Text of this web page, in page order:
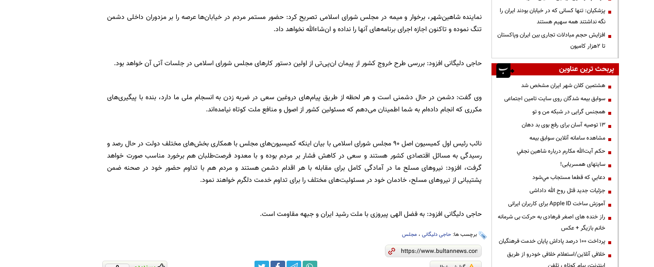
نماینده شاهین‌شهر‌، برخوار و میمه در مجلس شورای اسلامی تصریح کرد: حضور مستمر مردم در خیابان‌ها عرصه را بر مزدوران داخلی دشمن
تنگ نموده و تاکنون اجازه اجرای برنامه‌های آنها را نداده و ان‌شاءالله نخواهد داد.
حاجی دلیگانی افزود: بررسی طرح خروج کشور از پیمان ان‌پی‌تی از اولین دستور کارهای مجلس شورای اسلامی در جلسات آتی آن خواهد بود.
وی گفت: دشمن در حال دشمنی است و هر لحظه از طریق پیام‌های دروغین سعی در ضربه زدن به انسجام ملی ما دارد، بنده با پیگیری‌های
مکرری که انجام داده‌ام به شما اطمینان می‌دهم که مسئولین کشور از اصول و منافع ملت کوتاه نیامده‌اند.
نائب رئیس اول کمیسیون اصل 90 مجلس شورای اسلامی با بیان اینکه کمیسیون‌های مجلس با همکاری بخش‌های مختلف دولت در حال رصد و
رسیدگی به مسائل اقتصادی کشور هستند و سعی در کاهش فشار بر مردم بوده و با معدود فرصت‌طلبان هم برخورد مناسب صورت خواهد
گرفت، افزود: نیروهای مسلح ما در آمادگی کامل برای مقابله با هر اقدام دشمن هستند و مردم هم با تداوم حضور خود در صحنه ضمن
پشتیبانی از نیروهای مسلح، خادمان خود در مسئولیت‌های مختلف را برای تداوم خدمت دلگرم خواهند نمود.
حاجی دلیگانی افزود: به فضل الهی پیروزی با ملت رشید ایران و جبهه مقاومت است.
برچسب ها: حاجی دلیگانی، مجلس
پزشکیان: تنها کسانی که در خیابان بودند ایران را
نگه نداشتند همه سهیم هستند
افزایش حجم مبادلات تجاری بین ایران وپاکستان
تا 2هزار کامیون
پربحث ترین عناوین
هشتمین کلان شهر ایران مشخص شد
سوابق بیمه شدگان روی سایت تامین اجتماعی
همجنس گرایی در شبکه من و تو
13 توصیه آسان برای رفع بوی بد دهان
مشاهده سامانه آنلاين سوابق بیمه
حكم آيت‌الله مكارم درباره شاهين نجفي
سایتهای همسریابی!
دعايي كه قطعا مستجاب مي‌شود
جزئیات جدید قتل روح الله داداشی
آموزش ساخت Apple ID برای کاربران ایرانی
راز خنده های اصغر فرهادی به حرکت بی شرمانه
خانم بازیگر + عکس
پرداخت ۱۰۰ درصد پاداش پایان خدمت فرهنگیان
خلافی آنلاین/استعلام خلافی خودرو از طریق